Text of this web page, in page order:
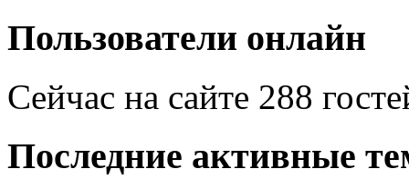
Пользователи онлайн
Сейчас на сайте 288
Последние активные